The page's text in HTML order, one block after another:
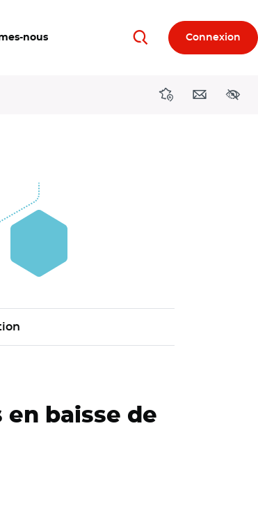
nous RechercherConnexion
DirectionsContact
baisse de